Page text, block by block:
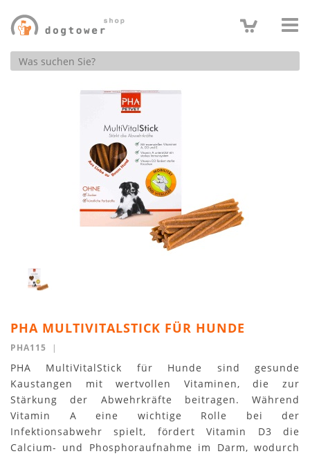
Produktsuche
PHA MULTIVITALSTICK FÜR HUNDE
PHA115 |
PHA MultiVitalStick für Hunde sind gesunde
Kaustangen mit wertvollen Vitaminen, die zur
Stärkung der Abwehrkräfte beitragen. Während
Vitamin A eine wichtige Rolle bei der
Infektionsabwehr spielt, fördert Vitamin D3 die
Calcium- und Phosphoraufnahme im Darm, wodurch